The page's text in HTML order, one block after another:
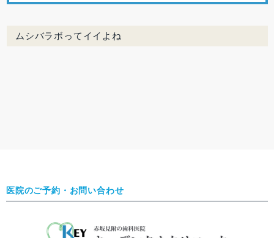
ムシバラボってイイよね
医院のご予約・お問い合わせ